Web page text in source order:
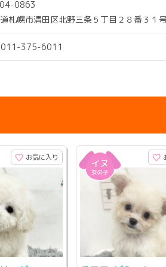
0863
札幌市清田区北野三条５丁目２８番３
011-375-6011
お気に入り